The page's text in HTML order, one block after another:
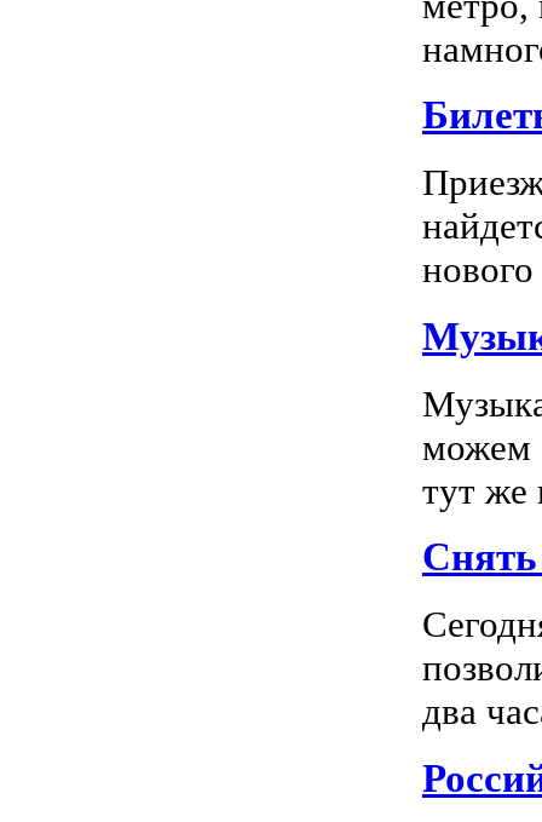
можем
тут же
Снять
два